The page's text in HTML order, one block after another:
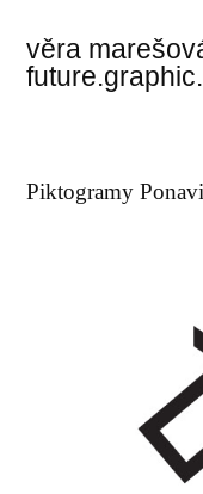
věra
Piktogramy